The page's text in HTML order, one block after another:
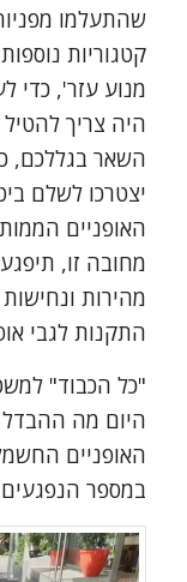
שהתעלמו
קטגוריות
מנוע עזר', כדי
היה צריך להטיל
השאר בגללכם,
האופניים
מחובה זו,
מהירות
התקנות לגבי
"כל הכבוד"
היום מה ההבדל
האופניים
במספר